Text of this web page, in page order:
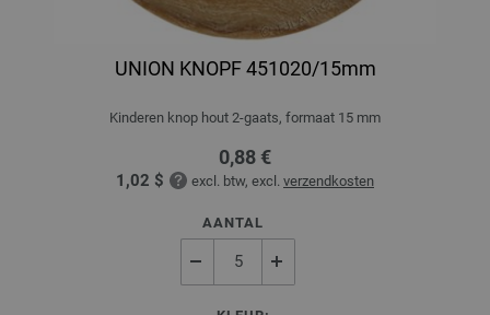
UNION KNOPF 451020/15mm
Kinderen knop hout 2-gaats, formaat 15 mm
0,88 €
1,02 $ excl. btw, excl. verzendkosten
AANTAL